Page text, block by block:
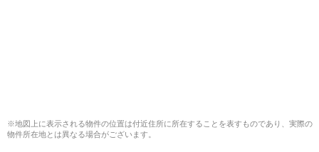
※地図上に表示される物件の位置は付近住所に所在することを表すものであり、実際の
物件所在地とは異なる場合がございます。